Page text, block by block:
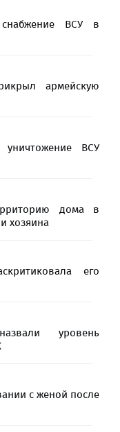
снабжение ВСУ в
армейскую
ВСУ
дома в
хозяина
его
уровень
с женой после